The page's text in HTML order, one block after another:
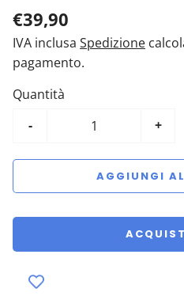
€39,90
IVA inclusa Spedizione
pagamento.
Quantità
-
+
AGGIUNGI